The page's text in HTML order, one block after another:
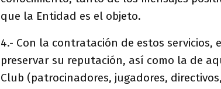
que la Entidad es el objeto.
4.- Con la contratación de estos servicios,
preservar su reputación, así como la de
Club (patrocinadores, jugadores,